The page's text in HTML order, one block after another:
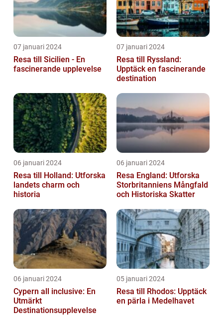
07 januari 2024
Resa till Sicilien - En
fascinerande upplevelse
07 januari 2024
Resa till Ryssland:
Upptäck en fascinerande
destination
06 januari 2024
Resa till Holland: Utforska
landets charm och
historia
06 januari 2024
Resa England: Utforska
Storbritanniens Mångfald
och Historiska Skatter
06 januari 2024
Cypern all inclusive: En
Utmärkt
Destinationsupplevelse
05 januari 2024
Resa till Rhodos: Upptäck
en pärla i Medelhavet